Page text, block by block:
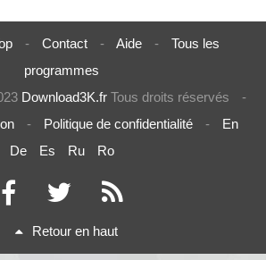
- Contact - Aide -
Tous les
programmes
Download3K.fr Tous droits réservés
-
- Politique de confidentialité -
En
De
Es Ru Ro
Retour en haut